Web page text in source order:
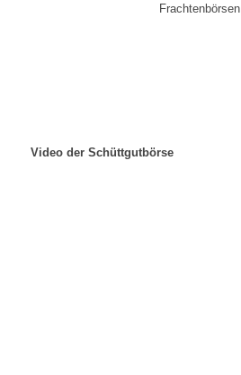
Frachtenbörsen.
Video der Schüttgutbörse